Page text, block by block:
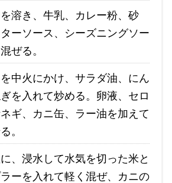
溶き、牛乳、カレー粉、砂
ーソース、シーズニングソー
ぜる。
中火にかけ、サラダ油、にん
を入れて炒める。卵液、セロ
ギ、カニ缶、ラー油を加えて
。
、浸水して水気を切った米と
ーを入れて軽く混ぜ、カニの